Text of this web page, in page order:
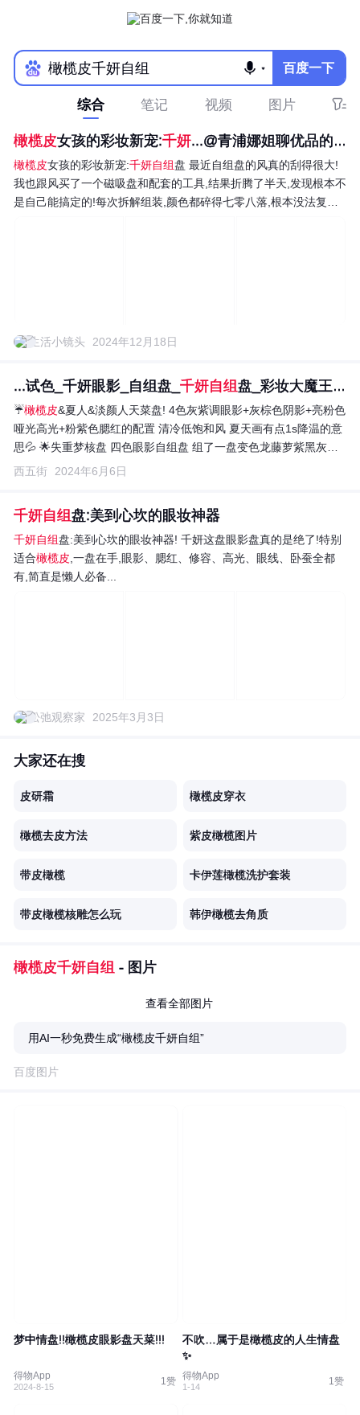
百度一下
综合 笔记 视频 图片
橄榄皮女孩的彩妆新宠:千妍...@青浦娜姐聊优品的动态
橄榄皮女孩的彩妆新宠:千妍自组盘 最近自组盘的风真的刮得很大!
我也跟风买了一个磁吸盘和配套的工具,结果折腾了半天,发现根本不
是自己能搞定的!每次拆解组装,颜色都碎得七零八落,根本没法复
生活小镜头 2024年12月18日
...试色_千妍眼影_自组盘_ 千妍自组 盘_彩妆大魔王_西五街
☔️橄榄皮&夏人&淡颜人天菜盘! 4色灰紫调眼影+灰棕色阴影+亮粉色
哑光高光+粉紫色腮红的配置 清冷低饱和风 夏天画有点1s降温的意
思💦 🌟失重梦核盘 四色眼影自组盘 组了一盘变色龙藤萝紫黑灰熏
～ 粼光变色龙真的好米!紫+绿+蓝三色幻彩效果～ 💜藤萝紫奶乎乎
西五街 2024年6月6日
千妍自组 盘:美到心坎的眼妆神器
千妍自组盘:美到心坎的眼妆神器! 千妍这盘眼影盘真的是绝了!特别
适合橄榄皮,一盘在手,眼影、腮红、修容、高光、眼线、卧蚕全都
有,简直是懒人必备...
松弛观察家 2025年3月3日
大家还在搜
皮研霜 橄榄皮穿衣
橄榄去皮方法 紫皮橄榄图片
带皮橄榄 卡伊莲橄榄洗护套装
带皮橄榄核雕怎么玩 韩伊橄榄去角质
橄榄皮千妍自组 - 图片
查看全部图片
用AI一秒免费生成“橄榄皮千妍自组”
百度图片
梦中情盘!!橄榄皮眼影盘天菜!!!
得物App
2024-8-15
1赞
不吹…属于是橄榄皮的人生情盘
✨
得物App
1-14
1赞